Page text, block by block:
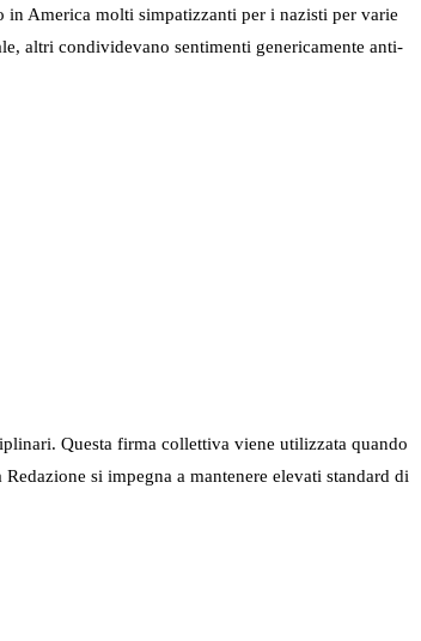
America molti simpatizzanti per i nazisti per varie
altri condividevano sentimenti genericamente anti-
Questa firma collettiva viene utilizzata quando
si impegna a mantenere elevati standard di